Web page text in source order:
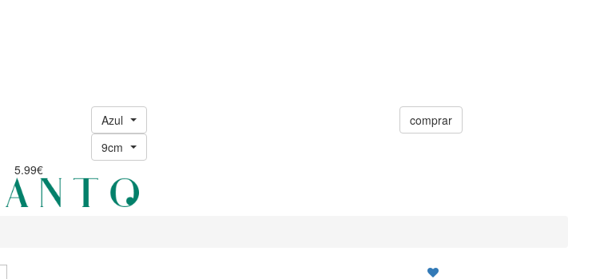
5.99€
Azul
9cm
comprar